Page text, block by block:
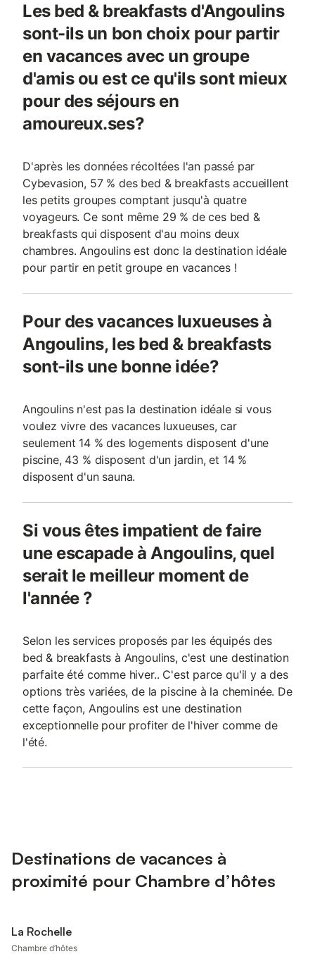
Les bed & breakfasts d'Angoulins
sont-ils un bon choix pour partir
en vacances avec un groupe
d'amis ou est ce qu'ils sont mieux
pour des séjours en
amoureux.ses?
D'après les données récoltées l'an passé par
Cybevasion, 57 % des bed & breakfasts accueillent
les petits groupes comptant jusqu'à quatre
voyageurs. Ce sont même 29 % de ces bed &
breakfasts qui disposent d'au moins deux
chambres. Angoulins est donc la destination idéale
pour partir en petit groupe en vacances !
Pour des vacances luxueuses à
Angoulins, les bed & breakfasts
sont-ils une bonne idée?
Angoulins n'est pas la destination idéale si vous
voulez vivre des vacances luxueuses, car
seulement 14 % des logements disposent d'une
piscine, 43 % disposent d'un jardin, et 14 %
disposent d'un sauna.
Si vous êtes impatient de faire
une escapade à Angoulins, quel
serait le meilleur moment de
l'année ?
Selon les services proposés par les équipés des
bed & breakfasts à Angoulins, c'est une destination
parfaite été comme hiver.. C'est parce qu'il y a des
options très variées, de la piscine à la cheminée. De
cette façon, Angoulins est une destination
exceptionnelle pour profiter de l'hiver comme de
l'été.
Destinations de vacances à
proximité pour Chambre d’hôtes
La Rochelle
Chambre d’hôtes